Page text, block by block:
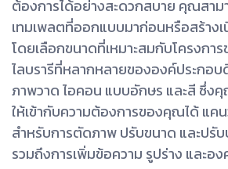
ต้องการได้อย่างสะดวกสบาย คุณสาม
เทมเพลตที่ออกแบบมาก่อนหรือสร้าง
โดยเลือกขนาดที่เหมาะสมกับโครงกา
ไลบรารีที่หลากหลายขององค์ประกอบ
ภาพวาด ไอคอน แบบอักษร และสี ซึ่ง
ให้เข้ากับความต้องการของคุณได้ แค
สำหรับการตัดภาพ ปรับขนาด และป
รวมถึงการเพิ่มข้อความ รูปร่าง และอ